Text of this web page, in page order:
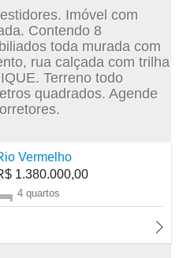
Imóvel com
Contendo 8
toda murada com
rua calçada com trilha
Terreno todo
quadrados. Agende
Vermelho
1.380.000,00
4 quartos